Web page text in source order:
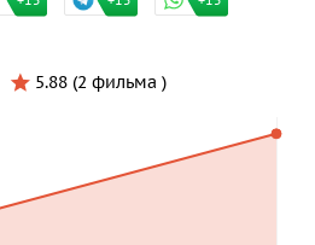
5.88 (2 фильма )